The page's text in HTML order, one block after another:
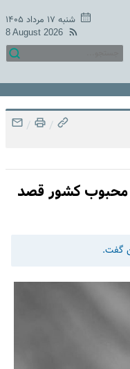
شنبه ۱۷ مرداد ۱۴۰۵
8 August 2026
/
/
محبوب کشور قصد
گفت.